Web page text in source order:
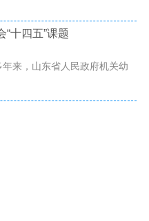
十四五”课题
来，山东省人民政府机关幼